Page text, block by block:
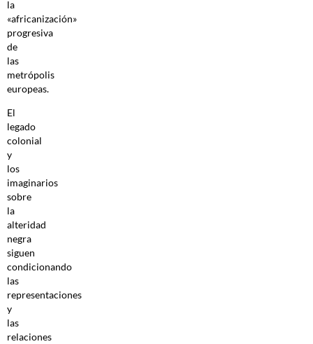
la
«africanización»
progresiva
de
las
metrópolis
europeas.
El
legado
colonial
y
los
imaginarios
sobre
la
alteridad
negra
siguen
condicionando
las
representaciones
y
las
relaciones